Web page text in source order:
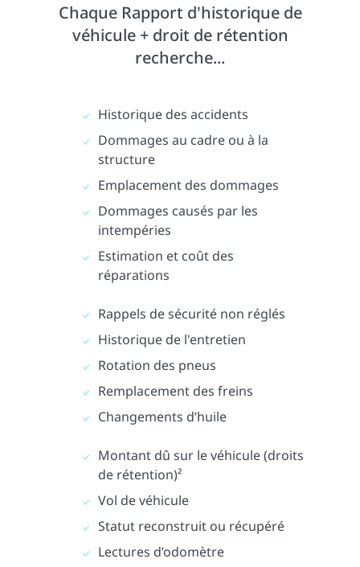
Chaque Rapport d'historique de
véhicule + droit de rétention
recherche...
Historique des accidents
Dommages au cadre ou à la
structure
Emplacement des dommages
Dommages causés par les
intempéries
Estimation et coût des
réparations
Rappels de sécurité non réglés
Historique de l'entretien
Rotation des pneus
Remplacement des freins
Changements d’huile
Montant dû sur le véhicule (droits
de rétention)²
Vol de véhicule
Statut reconstruit ou récupéré
Lectures d’odomètre